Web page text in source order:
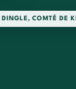
DINGLE,COMTÉ DE